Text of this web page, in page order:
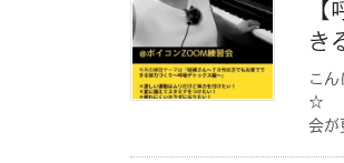
き
こ
☆ ジ
会